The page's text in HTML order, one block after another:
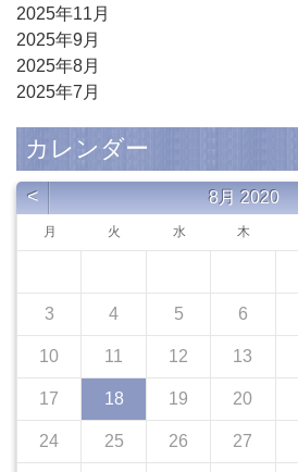
2025年11月
2025年9月
2025年8月
2025年7月
カレンダー
< 8月 2020
月 火 水 木
3 4 5 6
10 11 12 13
17 18 19 20
24 25 26 27